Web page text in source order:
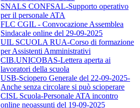
SNALS CONFSAL-Supporto operativo
per il personale ATA
FLC CGIL - Convocazione Assemblea
Sindacale online del 29-09-2025
UIL SCUOLA RUA-Corso di formazione
per Assistenti Amministrativi
CIB.UNICOBAS-Lettera aperta ai
lavoratori della scuola
USB-Sciopero Generale del 22-09-2025-
Anche senza circolare si può scioperare
CISL Scuola-Personale ATA incontro
online neoassunti del 19-09-2025